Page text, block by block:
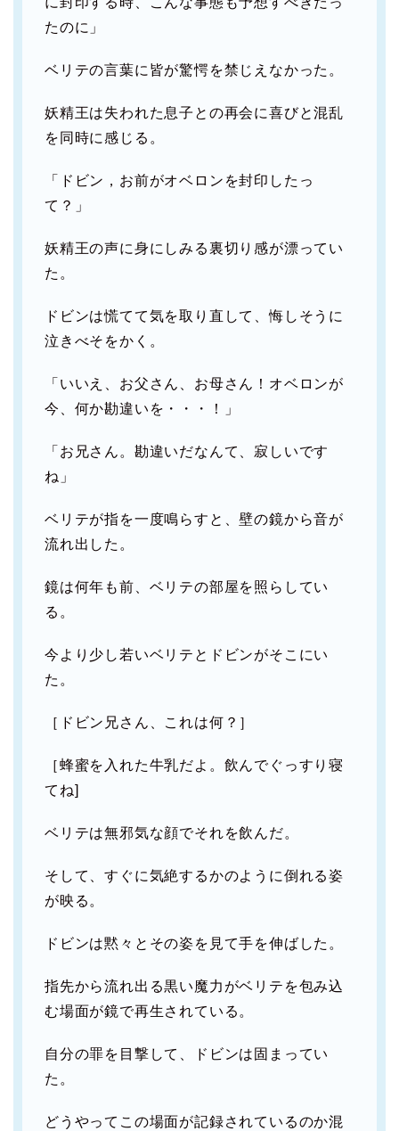
たのに」
ベリテの言葉に皆が驚愕を禁じえなかった。
妖精王は失われた息子との再会に喜びと混乱
を同時に感じる。
「ドビン，お前がオベロンを封印したっ
て？」
妖精王の声に身にしみる裏切り感が漂ってい
た。
ドビンは慌てて気を取り直して、悔しそうに
泣きべそをかく。
「いいえ、お父さん、お母さん！オベロンが
今、何か勘違いを・・・！」
「お兄さん。勘違いだなんて、寂しいです
ね」
ベリテが指を一度鳴らすと、壁の鏡から音が
流れ出した。
鏡は何年も前、ベリテの部屋を照らしてい
る。
今より少し若いベリテとドビンがそこにい
た。
［ドビン兄さん、これは何？］
［蜂蜜を入れた牛乳だよ。飲んでぐっすり寝
てね]
ベリテは無邪気な顔でそれを飲んだ。
そして、すぐに気絶するかのように倒れる姿
が映る。
ドビンは黙々とその姿を見て手を伸ばした。
指先から流れ出る黒い魔力がベリテを包み込
む場面が鏡で再生されている。
自分の罪を目撃して、ドビンは固まってい
た。
どうやってこの場面が記録されているのか混